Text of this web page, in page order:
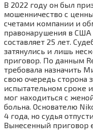
В 2022 году он был
мошенничество с
счетами компании и
правонарушения в
составляет 25 лет.
затянулись и лишь
приговор. По данным
требовала назначить
свою очередь сторона
испытательном сроке
мог находиться с
больна. Основателю
4 года, но судья
Вынесенный приговор